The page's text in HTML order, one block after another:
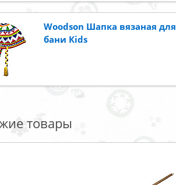
Woodson Шапка вязаная для
бани Кids
товары